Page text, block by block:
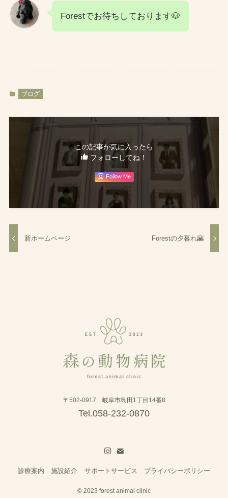
Forestでお待ちしております🐶
ブログ
この記事が気に入ったら
フォローしてね！
Follow Me
新ホームページ Forestの夕暮れ🌇
〒502-0917 岐阜市島田1丁目14番8
Tel.058-232-0870
診療案内 施設紹介 サポートサービス プライバシーポリシー
© 2023 forest animal clinic